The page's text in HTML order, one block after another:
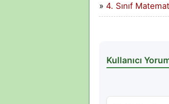
4. Sınıf
Kullanıcı